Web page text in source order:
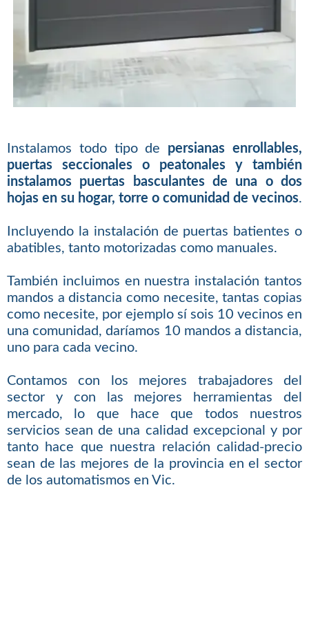
Instalamos todo tipo de persianas enrollables,
puertas seccionales o peatonales y también
instalamos puertas basculantes de una o dos
hojas en su hogar, torre o comunidad de vecinos.
Incluyendo la instalación de puertas batientes o
abatibles, tanto motorizadas como manuales.
También incluimos en nuestra instalación tantos
mandos a distancia como necesite, tantas copias
como necesite, por ejemplo sí sois 10 vecinos en
una comunidad, daríamos 10 mandos a distancia,
uno para cada vecino.
Contamos con los mejores trabajadores del
sector y con las mejores herramientas del
mercado, lo que hace que todos nuestros
servicios sean de una calidad excepcional y por
tanto hace que nuestra relación calidad-precio
sean de las mejores de la provincia en el sector
de los automatismos en Vic.